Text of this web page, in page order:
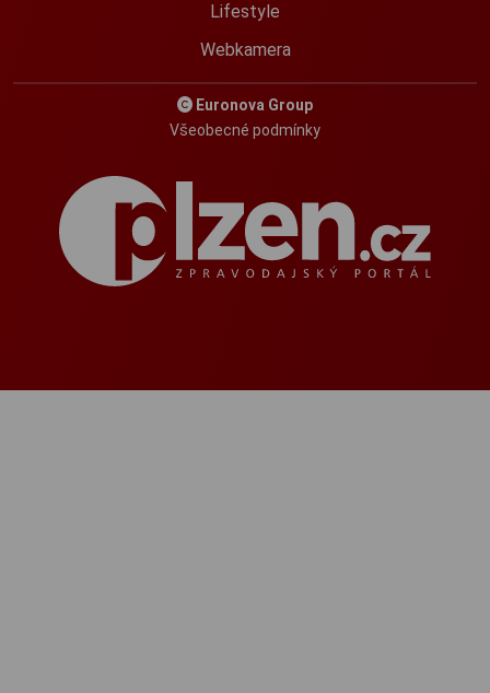
Lifestyle
Webkamera
Euronova Group
Všeobecné podmínky